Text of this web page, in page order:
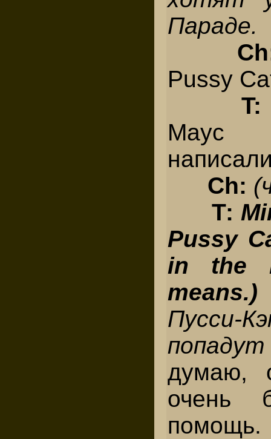
Параде.
Pussy
Маус
Ch:
Т:
Pussy
in the
means.)
Пусси-
думаю,
очень
помощь.